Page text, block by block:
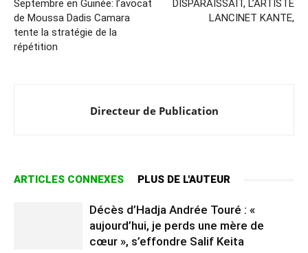
Septembre en Guinée: l’avocat
de Moussa Dadis Camara
tente la stratégie de la
répétition
DISPARAISSAIT, L’ARTISTE
LANCINET KANTE,
Directeur de Publication
ARTICLES CONNEXES PLUS DE L'AUTEUR
Décès d’Hadja Andrée Touré : «
aujourd’hui, je perds une mère de
cœur », s’effondre Salif Keita